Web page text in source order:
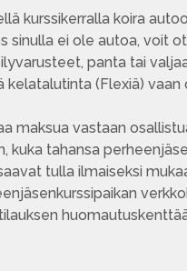
kurssikerralla koira
sinulla ei ole autoa, voit
panta tai
kelatalutinta (Flexiä)
maksua vastaan
kuka tahansa
tulla ilmaiseksi